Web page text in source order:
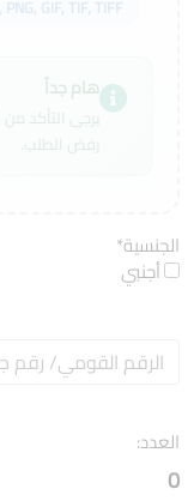
PNG, GIF, TIF, TIFF
هام جداً
يرجى التأكد
رفض الطلب.
الجنسية*
أجنبي
العدد:
0